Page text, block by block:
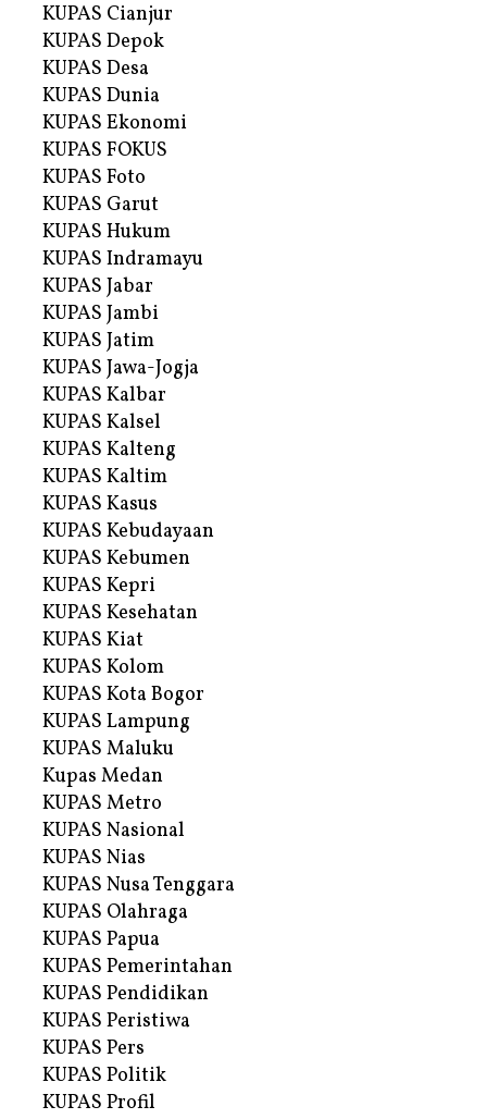
KUPAS Cianjur
KUPAS Depok
KUPAS Desa
KUPAS Dunia
KUPAS Ekonomi
KUPAS FOKUS
KUPAS Foto
KUPAS Garut
KUPAS Hukum
KUPAS Indramayu
KUPAS Jabar
KUPAS Jambi
KUPAS Jatim
KUPAS Jawa-Jogja
KUPAS Kalbar
KUPAS Kalsel
KUPAS Kalteng
KUPAS Kaltim
KUPAS Kasus
KUPAS Kebudayaan
KUPAS Kebumen
KUPAS Kepri
KUPAS Kesehatan
KUPAS Kiat
KUPAS Kolom
KUPAS Kota Bogor
KUPAS Lampung
KUPAS Maluku
Kupas Medan
KUPAS Metro
KUPAS Nasional
KUPAS Nias
KUPAS Nusa Tenggara
KUPAS Olahraga
KUPAS Papua
KUPAS Pemerintahan
KUPAS Pendidikan
KUPAS Peristiwa
KUPAS Pers
KUPAS Politik
KUPAS Profil